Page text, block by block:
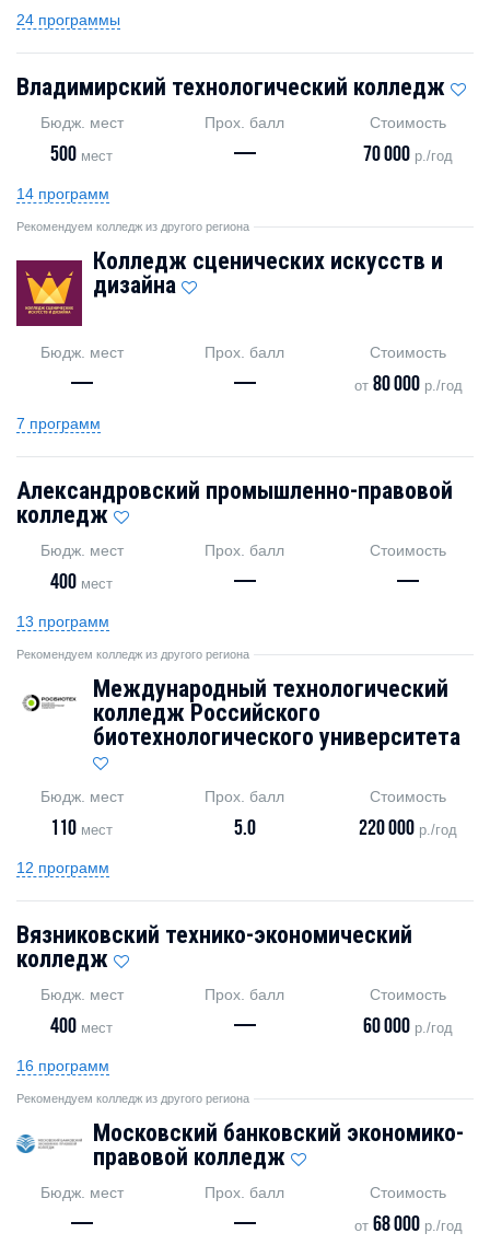
24 программы
Владимирский технологический колледж
Бюдж. мест
500 мест
Прох. балл
—
Стоимость
70 000 р./год
14 программ
Рекомендуем колледж из другого региона
Колледж сценических искусств и
дизайна
Бюдж. мест
—
Прох. балл
—
Стоимость
от 80 000р./год
7 программ
Александровский промышленно-правовой
колледж
Бюдж. мест
400 мест
Прох. балл
—
Стоимость
—
13 программ
Рекомендуем колледж из другого региона
Международный технологический
колледж Российского
биотехнологического университета
Бюдж. мест
110 мест
Прох. балл
5.0
Стоимость
220 000 р./год
12 программ
Вязниковский технико-экономический
колледж
Бюдж. мест
400 мест
Прох. балл
—
Стоимость
60 000 р./год
16 программ
Рекомендуем колледж из другого региона
Московский банковский экономико-
правовой колледж
Бюдж. мест
—
Прох. балл
—
Стоимость
от 68 000р./год